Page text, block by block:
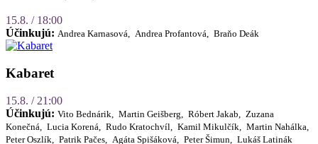
15.8. / 18:00
Účinkujú: Andrea Karnasová, Andrea Profantová, Braňo Deák
Kabaret
15.8. / 21:00
Účinkujú: Vito Bednárik, Martin Geišberg, Róbert Jakab,
Zuzana
Konečná,
Lucia Korená, Rudo Kratochvíl, Kamil Mikulčík,
Martin Nahálka,
Peter Oszlík,
Patrik Pačes, Agáta Spišáková, Peter Šimun, Lukáš Latinák